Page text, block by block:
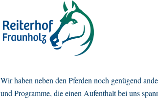
Wir haben neben den Pferden noch genügend
und Programme, die einen Aufenthalt bei uns